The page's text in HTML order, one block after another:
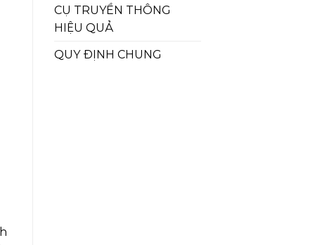
CỤ TRUYỀN THÔNG
HIỆU QUẢ
QUY ĐỊNH CHUNG